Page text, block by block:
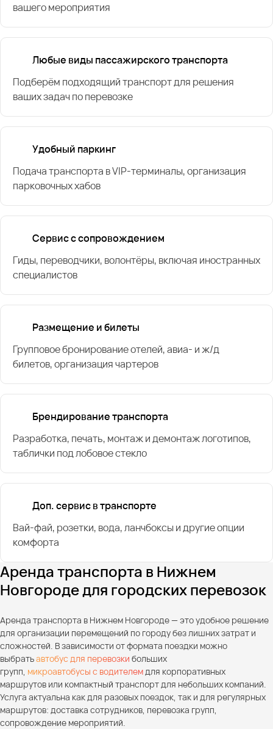
вашего мероприятия
Любые виды пассажирского транспорта
Подберём подходящий транспорт для решения
ваших задач по перевозке
Удобный паркинг
Подача транспорта в VIP-терминалы, организация
парковочных хабов
Сервис с сопровождением
Гиды, переводчики, волонтёры, включая иностранных
специалистов
Размещение и билеты
Групповое бронирование отелей, авиа- и ж/д
билетов, организация чартеров
Брендирование транспорта
Разработка, печать, монтаж и демонтаж логотипов,
таблички под лобовое стекло
Доп. сервис в транспорте
Вай-фай, розетки, вода, ланчбоксы и другие опции
комфорта
Аренда транспорта в Нижнем
Новгороде для городских перевозок
Аренда транспорта в Нижнем Новгороде — это удобное решение
для организации перемещений по городу без лишних затрат и
сложностей. В зависимости от формата поездки можно
выбратьавтобус для перевозки больших
групп, микроавтобусы с водителемдля корпоративных
маршрутов или компактный транспорт для небольших компаний.
Услуга актуальна как для разовых поездок, так и для регулярных
маршрутов: доставка сотрудников, перевозка групп,
сопровождение мероприятий.